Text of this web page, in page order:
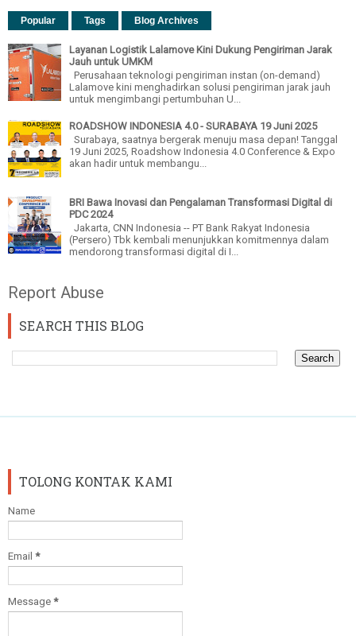
Popular Tags Blog Archives
Layanan Logistik Lalamove Kini Dukung Pengiriman Jarak
Jauh untuk UMKM
Perusahaan teknologi pengiriman instan (on-demand)
Lalamove kini menghadirkan solusi pengiriman jarak jauh
untuk mengimbangi pertumbuhan U...
ROADSHOW INDONESIA 4.0 - SURABAYA 19 Juni 2025
Surabaya, saatnya bergerak menuju masa depan! Tanggal
19 Juni 2025, Roadshow Indonesia 4.0 Conference & Expo
akan hadir untuk membangu...
BRI Bawa Inovasi dan Pengalaman Transformasi Digital di
PDC 2024
Jakarta, CNN Indonesia -- PT Bank Rakyat Indonesia
(Persero) Tbk kembali menunjukkan komitmennya dalam
mendorong transformasi digital di I...
Report Abuse
SEARCH THIS BLOG
TOLONG KONTAK KAMI
Name
Email *
Message *